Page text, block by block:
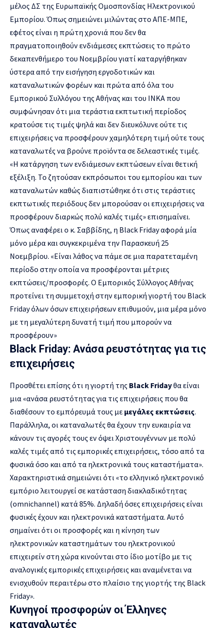
μέλος ΔΣ της Ευρωπαϊκής Ομοσπονδίας Ηλεκτρονικού
Εμπορίου. Όπως σημειώνει μιλώντας στο ΑΠΕ-ΜΠΕ,
εφέτος είναι η πρώτη χρονιά που δεν θα
πραγματοποιηθούν ενδιάμεσες εκπτώσεις το πρώτο
δεκαπενθήμερο του Νοεμβρίου γιατί καταργήθηκαν
ύστερα από την εισήγηση εργοδοτικών και
καταναλωτικών φορέων και πρώτα από όλα του
Εμπορικού Συλλόγου της Αθήνας και του ΙΝΚΑ που
συμφώνησαν ότι μια τεράστια εκπτωτική περίοδος
κρατούσε τις τιμές ψηλά και δεν διευκόλυνε ούτε τις
επιχειρήσεις να προσφέρουν χαμηλότερη τιμή ούτε τους
καταναλωτές να βρούνε προϊόντα σε δελεαστικές τιμές.
«Η κατάργηση των ενδιάμεσων εκπτώσεων είναι θετική
εξέλιξη. Το ζητούσαν εκπρόσωποι του εμπορίου και των
καταναλωτών καθώς διαπιστώθηκε ότι στις τεράστιες
εκπτωτικές περιόδους δεν μπορούσαν οι επιχειρήσεις να
προσφέρουν διαρκώς πολύ καλές τιμές» επισημαίνει.
Όπως αναφέρει ο κ. Σαββίδης, η Black Friday αφορά μία
μόνο μέρα και συγκεκριμένα την Παρασκευή 25
Νοεμβρίου. «Είναι λάθος να πάμε σε μια παρατεταμένη
περίοδο στην οποία να προσφέρονται μέτριες
εκπτώσεις/προσφορές. Ο Εμπορικός Σύλλογος Αθήνας
προτείνει τη συμμετοχή στην εμπορική γιορτή του Black
Friday όλων όσων επιχειρήσεων επιθυμούν, μια μέρα μόνο
με τη μεγαλύτερη δυνατή τιμή που μπορούν να
προσφέρουν»
Black Friday: Ανάσα ρευστότητας για τις
επιχειρήσεις
Προσθέτει επίσης ότι η γιορτή της Black Fridayθα είναι
μια «ανάσα ρευστότητας για τις επιχειρήσεις που θα
διαθέσουν το εμπόρευμά τους με μεγάλες εκπτώσεις.
Παράλληλα, οι καταναλωτές θα έχουν την ευκαιρία να
κάνουν τις αγορές τους εν όψει Χριστουγέννων με πολύ
καλές τιμές από τις εμπορικές επιχειρήσεις, τόσο από τα
φυσικά όσο και από τα ηλεκτρονικά τους καταστήματα».
Χαρακτηριστικά σημειώνει ότι «το ελληνικό ηλεκτρονικό
εμπόριο λειτουργεί σε κατάσταση διακλαδικότητας
(omnichannel) κατά 85%. Δηλαδή όσες επιχειρήσεις είναι
φυσικές έχουν και ηλεκτρονικά καταστήματα. Αυτό
σημαίνει ότι οι προσφορές και η κίνηση των
ηλεκτρονικών καταστημάτων του ηλεκτρονικού
επιχειρείν στη χώρα κινούνται στο ίδιο μοτίβο με τις
αναλογικές εμπορικές επιχειρήσεις και αναμένεται να
ενισχυθούν περαιτέρω στο πλαίσιο της γιορτής της Black
Friday».
Κυνηγοί προσφορών οι Έλληνες
καταναλωτές